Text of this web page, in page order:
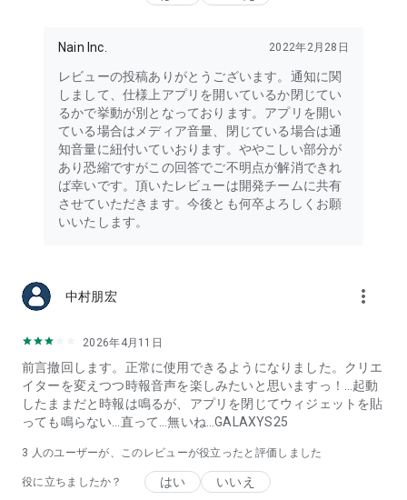
Nain Inc. 2022年2月28日
レビューの投稿ありがとうございます。通知に関
しまして、仕様上アプリを開いているか閉じてい
るかで挙動が別となっております。アプリを開い
ている場合はメディア音量、閉じている場合は通
知音量に紐付いていおります。ややこしい部分が
あり恐縮ですがこの回答でご不明点が解消できれ
ば幸いです。頂いたレビューは開発チームに共有
させていただきます。今後とも何卒よろしくお願
いいたします。
中村朋宏 more_vert
2026年4月11日
前言撤回します。正常に使用できるようになりました。クリエ
イターを変えつつ時報音声を楽しみたいと思いますっ！…起動
したままだと時報は鳴るが、アプリを閉じてウィジェットを貼
っても鳴らない…直って…無いね…GALAXYS25
3 人のユーザーが、このレビューが役立ったと評価しました
役に立ちましたか？ はい いいえ